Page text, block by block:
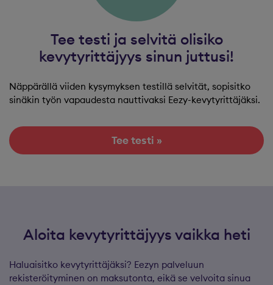
Tee testi ja selvitä olisiko
kevytyrittäjyys sinun juttusi!
Näppärällä viiden kysymyksen testillä selvität, sopisitko
sinäkin työn vapaudesta nauttivaksi Eezy-kevytyrittäjäksi.
Tee testi »
Aloita kevytyrittäjyys vaikka heti
Haluaisitko kevytyrittäjäksi? Eezyn palveluun
rekisteröityminen on maksutonta, eikä se velvoita sinua